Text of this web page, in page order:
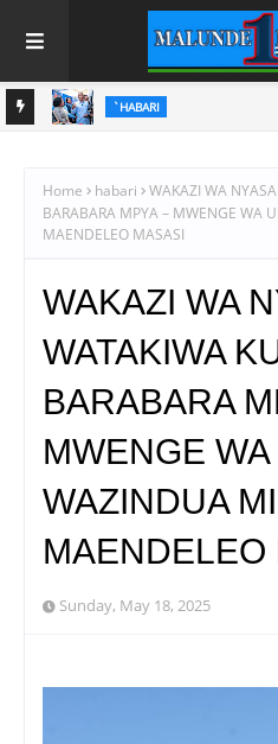
HABARI
Home habari
WAKAZI WA
BARABARA MPYA – MWENGE WA
MAENDELEO MASASI
WAKAZI WA
WATAKIWA
BARABARA
MWENGE
WAZINDUA
MAENDELEO
Sunday, May 18, 2025